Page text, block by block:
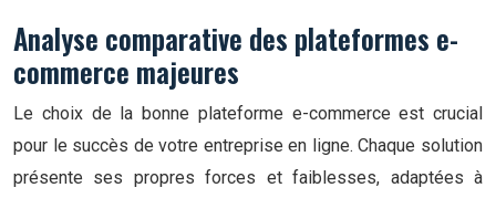
Analyse comparative des plateformes e-
commerce majeures
Le choix de la bonne plateforme e-commerce est crucial
pour le succès de votre entreprise en ligne. Chaque solution
présente ses propres forces et faiblesses, adaptées à